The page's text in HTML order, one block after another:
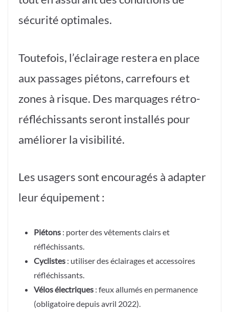
sécurité optimales.
Toutefois, l’éclairage restera en place
aux passages piétons, carrefours et
zones à risque. Des marquages rétro-
réfléchissants seront installés pour
améliorer la visibilité.
Les usagers sont encouragés à adapter
leur équipement :
Piétons : porter des vêtements clairs et
réfléchissants.
Cyclistes : utiliser des éclairages et accessoires
réfléchissants.
Vélos électriques : feux allumés en permanence
(obligatoire depuis avril 2022).